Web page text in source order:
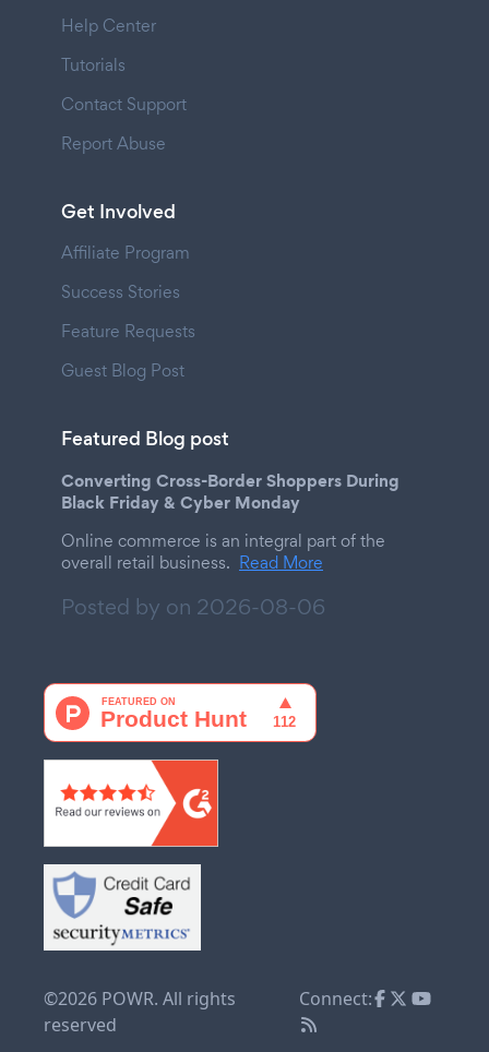
Help Center
Tutorials
Contact Support
Report Abuse
Get Involved
Affiliate Program
Success Stories
Feature Requests
Guest Blog Post
Featured Blog post
Converting Cross-Border Shoppers During
Black Friday & Cyber Monday
Online commerce is an integral part of the
overall retail business. Read More
Posted by on 2026-08-06
©2026 POWR. All rights
reserved
Connect: